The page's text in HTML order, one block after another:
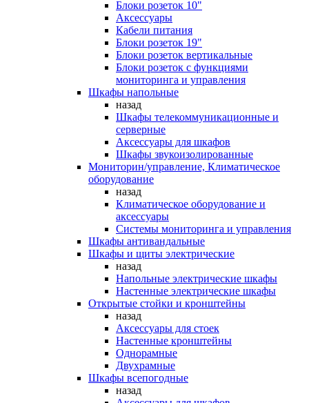
Блоки розеток 10"
Аксессуары
Кабели питания
Блоки розеток 19"
Блоки розеток вертикальные
Блоки розеток с функциями
мониторинга и управления
Шкафы напольные
назад
Шкафы телекоммуникационные и
серверные
Аксессуары для шкафов
Шкафы звукоизолированные
Мониторин/управление, Климатическое
оборудование
назад
Климатическое оборудование и
аксессуары
Системы мониторинга и управления
Шкафы антивандальные
Шкафы и щиты электрические
назад
Напольные электрические шкафы
Настенные электрические шкафы
Открытые стойки и кронштейны
назад
Аксессуары для стоек
Настенные кронштейны
Однорамные
Двухрамные
Шкафы всепогодные
назад